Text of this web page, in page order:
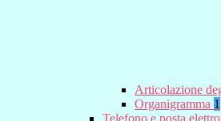
Articolazione
Organigramma 1